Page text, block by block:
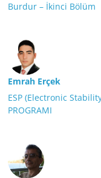
Burdur – İkinci Bölüm
Emrah Erçek
ESP (Electronic
PROGRAMI